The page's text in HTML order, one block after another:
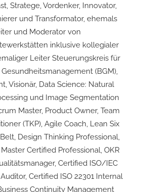
Stratege, Vordenker, Innovator,
und Transformator, ehemals
und Moderator von
inklusive kollegialer
Leiter Steuerungskreis für
(BGM),
Visionär, Data Science: Natural
und Image Segmentation
Master, Product Owner, Team
(TKP), Agile Coach, Lean Six
Design Thinking Professional,
Certified Professional, OKR
Certified ISO/IEC
Certified ISO 22301 Internal
Continuity Management